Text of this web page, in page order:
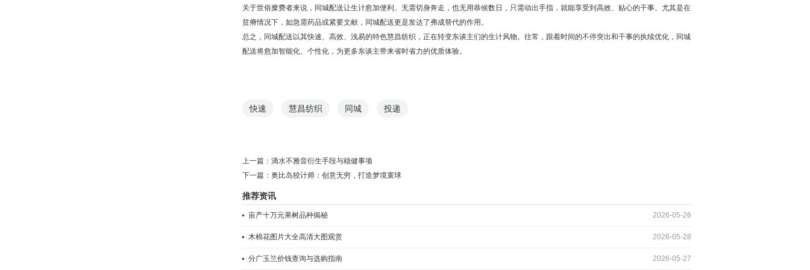
关于世俗糜费者来说，同城配送让生计愈加便利。无需切身奔走，也无用恭候数日，只需动出手指，就能享受到高效、贴心的干事。尤其是在
贫瘠情况下，如急需药品或紧要文献，同城配送更是发达了弗成替代的作用。
总之，同城配送以其快速、高效、浅易的特色慧昌纺织，正在转变东谈主们的生计风物。往常，跟着时间的不停突出和干事的执续优化，同城
配送将愈加智能化、个性化，为更多东谈主带来省时省力的优质体验。
快速 慧昌纺织 同城 投递
上一篇： 滴水不雅音衍生手段与稳健事项
下一篇： 奥比岛狡计师：创意无穷，打造梦境寰球
推荐资讯
2026-05-26
亩产十万元果树品种揭秘
2026-05-28
木棉花图片大全高清大图观赏
2026-05-27
分广玉兰价钱查询与选购指南